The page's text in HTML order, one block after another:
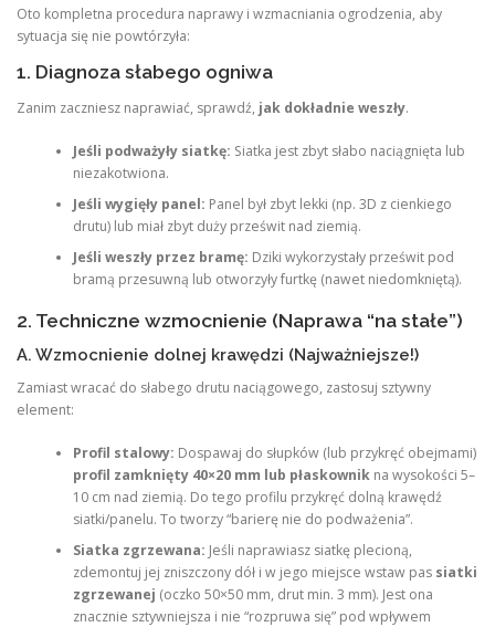
Oto kompletna procedura naprawy i wzmacniania ogrodzenia, aby
sytuacja się nie powtórzyła:
1. Diagnoza słabego ogniwa
Zanim zaczniesz naprawiać, sprawdź, jak dokładnie weszły.
Jeśli podważyły siatkę: Siatka jest zbyt słabo naciągnięta lub
niezakotwiona.
Jeśli wygięły panel: Panel był zbyt lekki (np. 3D z cienkiego
drutu) lub miał zbyt duży prześwit nad ziemią.
Jeśli weszły przez bramę: Dziki wykorzystały prześwit pod
bramą przesuwną lub otworzyły furtkę (nawet niedomkniętą).
2. Techniczne wzmocnienie (Naprawa “na stałe”)
A. Wzmocnienie dolnej krawędzi (Najważniejsze!)
Zamiast wracać do słabego drutu naciągowego, zastosuj sztywny
element:
Profil stalowy: Dospawaj do słupków (lub przykręć obejmami)
profil zamknięty 40×20 mm lub płaskownikna wysokości 5–
10 cm nad ziemią. Do tego profilu przykręć dolną krawędź
siatki/panelu. To tworzy “barierę nie do podważenia”.
Siatka zgrzewana: Jeśli naprawiasz siatkę plecioną,
zdemontuj jej zniszczony dół i w jego miejsce wstaw pas siatki
zgrzewanej (oczko 50×50 mm, drut min. 3 mm). Jest ona
znacznie sztywniejsza i nie “rozpruwa się” pod wpływem